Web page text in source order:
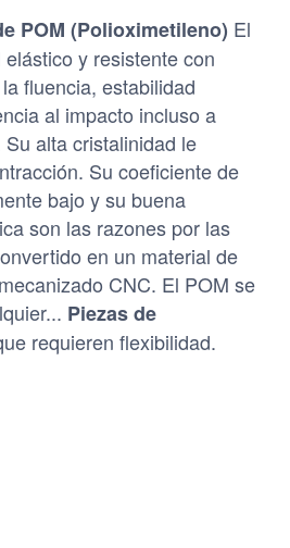
POM (Polioximetileno) El
y resistente con
fluencia, estabilidad
al impacto incluso a
alta cristalinidad le
Su coeficiente de
bajo y su buena
son las razones por las
en un material de
CNC. El POM se
Piezas de
requieren flexibilidad.